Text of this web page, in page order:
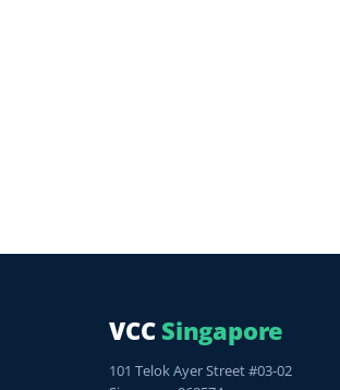
VCC Singapore
101 Telok Ayer Street #03-02